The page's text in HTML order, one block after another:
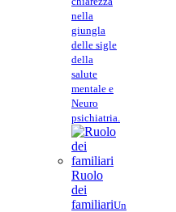
nella
giungla
delle sigle
della
salute
mentale e
Neuro
psichiatria.
Ruolo
dei
familiariUn